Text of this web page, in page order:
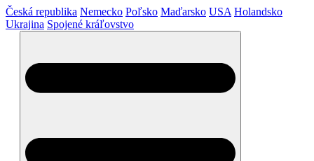
Česká republika Nemecko Poľsko Maďarsko USA Holandsko
Ukrajina Spojené kráľovstvo